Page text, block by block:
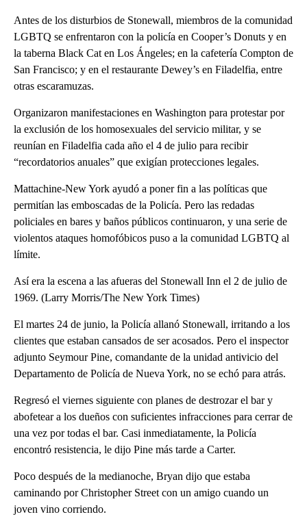
Antes de los disturbios de Stonewall, miembros de la comunidad
LGBTQ se enfrentaron con la policía en Cooper’s Donuts y en
la taberna Black Cat en Los Ángeles; en la cafetería Compton de
San Francisco; y en el restaurante Dewey’s en Filadelfia, entre
otras escaramuzas.
Organizaron manifestaciones en Washington para protestar por
la exclusión de los homosexuales del servicio militar, y se
reunían en Filadelfia cada año el 4 de julio para recibir
“recordatorios anuales” que exigían protecciones legales.
Mattachine-New York ayudó a poner fin a las políticas que
permitían las emboscadas de la Policía. Pero las redadas
policiales en bares y baños públicos continuaron, y una serie de
violentos ataques homofóbicos puso a la comunidad LGBTQ al
límite.
Así era la escena a las afueras del Stonewall Inn el 2 de julio de
1969. (Larry Morris/The New York Times)
El martes 24 de junio, la Policía allanó Stonewall, irritando a los
clientes que estaban cansados de ser acosados. Pero el inspector
adjunto Seymour Pine, comandante de la unidad antivicio del
Departamento de Policía de Nueva York, no se echó para atrás.
Regresó el viernes siguiente con planes de destrozar el bar y
abofetear a los dueños con suficientes infracciones para cerrar de
una vez por todas el bar. Casi inmediatamente, la Policía
encontró resistencia, le dijo Pine más tarde a Carter.
Poco después de la medianoche, Bryan dijo que estaba
caminando por Christopher Street con un amigo cuando un
joven vino corriendo.